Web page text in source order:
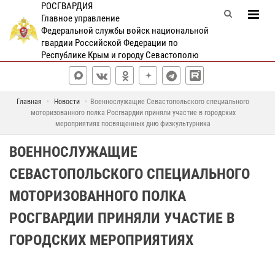
РОСГВАРДИЯ
Главное управление
Федеральной службы войск национальной
гвардии Российской Федерации по
Республике Крым и городу Севастополю
Главная Новости
Военнослужащие Севастопольского специального
моторизованного полка Росгвардии приняли участие в городских
мероприятиях посвященных дню физкультурника
ВОЕННОСЛУЖАЩИЕ
СЕВАСТОПОЛЬСКОГО СПЕЦИАЛЬНОГО
МОТОРИЗОВАННОГО ПОЛКА
РОСГВАРДИИ ПРИНЯЛИ УЧАСТИЕ В
ГОРОДСКИХ МЕРОПРИЯТИЯХ